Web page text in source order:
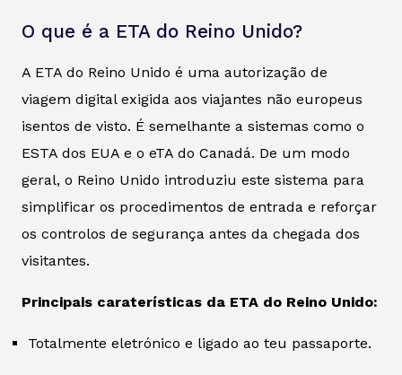
O que é a ETA do Reino Unido?
A ETA do Reino Unido é uma autorização de
viagem digital exigida aos viajantes não europeus
isentos de visto. É semelhante a sistemas como o
ESTA dos EUA e o eTA do Canadá. De um modo
geral, o Reino Unido introduziu este sistema para
simplificar os procedimentos de entrada e reforçar
os controlos de segurança antes da chegada dos
visitantes.
Principais caraterísticas da ETA do Reino Unido:
Totalmente eletrónico e ligado ao teu passaporte.